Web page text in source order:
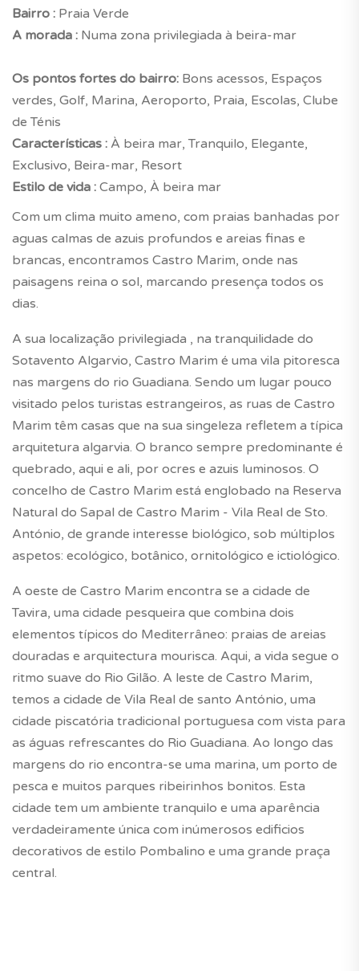
Bairro : Praia Verde
A morada : Numa zona privilegiada à beira-mar
Os pontos fortes do bairro: Bons acessos, Espaços
verdes, Golf, Marina, Aeroporto, Praia, Escolas, Clube
de Ténis
Características : À beira mar, Tranquilo, Elegante,
Exclusivo, Beira-mar, Resort
Estilo de vida : Campo, À beira mar
Com um clima muito ameno, com praias banhadas por
aguas calmas de azuis profundos e areias finas e
brancas, encontramos Castro Marim, onde nas
paisagens reina o sol, marcando presença todos os
dias.
A sua localização privilegiada , na tranquilidade do
Sotavento Algarvio, Castro Marim é uma vila pitoresca
nas margens do rio Guadiana. Sendo um lugar pouco
visitado pelos turistas estrangeiros, as ruas de Castro
Marim têm casas que na sua singeleza refletem a típica
arquitetura algarvia. O branco sempre predominante é
quebrado, aqui e ali, por ocres e azuis luminosos. O
concelho de Castro Marim está englobado na Reserva
Natural do Sapal de Castro Marim - Vila Real de Sto.
António, de grande interesse biológico, sob múltiplos
aspetos: ecológico, botânico, ornitológico e ictiológico.
A oeste de Castro Marim encontra se a cidade de
Tavira, uma cidade pesqueira que combina dois
elementos típicos do Mediterrâneo: praias de areias
douradas e arquitectura mourisca. Aqui, a vida segue o
ritmo suave do Rio Gilão. A leste de Castro Marim,
temos a cidade de Vila Real de santo António, uma
cidade piscatória tradicional portuguesa com vista para
as águas refrescantes do Rio Guadiana. Ao longo das
margens do rio encontra-se uma marina, um porto de
pesca e muitos parques ribeirinhos bonitos. Esta
cidade tem um ambiente tranquilo e uma aparência
verdadeiramente única com inúmerosos edificios
decorativos de estilo Pombalino e uma grande praça
central.